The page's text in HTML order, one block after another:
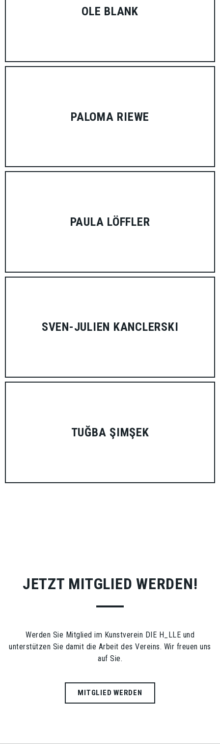
OLE BLANK
PALOMA RIEWE
PAULA LÖFFLER
SVEN-JULIEN KANCLERSKI
TUĞBA ŞIMŞEK
JETZT MITGLIED WERDEN!
Werden Sie Mitglied im Kunstverein DIE H_LLE und
unterstützen Sie damit die Arbeit des Vereins. Wir freuen uns
auf Sie.
MITGLIED WERDEN